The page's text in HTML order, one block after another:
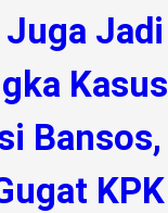
Jadi
Kasus
Bansos,
KPK